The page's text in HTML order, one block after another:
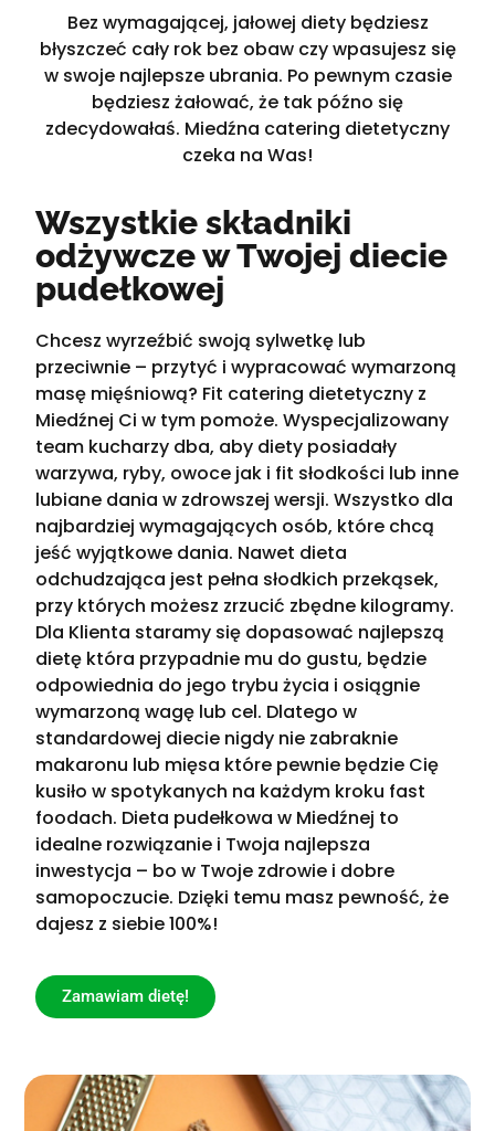
Bez wymagającej, jałowej diety będziesz
błyszczeć cały rok bez obaw czy wpasujesz się
w swoje najlepsze ubrania. Po pewnym czasie
będziesz żałować, że tak późno się
zdecydowałaś. Miedźna catering dietetyczny
czeka na Was!
Wszystkie składniki
odżywcze w Twojej diecie
pudełkowej
Chcesz wyrzeźbić swoją sylwetkę lub
przeciwnie – przytyć i wypracować wymarzoną
masę mięśniową? Fit catering dietetyczny z
Miedźnej Ci w tym pomoże. Wyspecjalizowany
team kucharzy dba, aby diety posiadały
warzywa, ryby, owoce jak i fit słodkości lub inne
lubiane dania w zdrowszej wersji. Wszystko dla
najbardziej wymagających osób, które chcą
jeść wyjątkowe dania. Nawet dieta
odchudzająca jest pełna słodkich przekąsek,
przy których możesz zrzucić zbędne kilogramy.
Dla Klienta staramy się dopasować najlepszą
dietę która przypadnie mu do gustu, będzie
odpowiednia do jego trybu życia i osiągnie
wymarzoną wagę lub cel. Dlatego w
standardowej diecie nigdy nie zabraknie
makaronu lub mięsa które pewnie będzie Cię
kusiło w spotykanych na każdym kroku fast
foodach. Dieta pudełkowa w Miedźnej to
idealne rozwiązanie i Twoja najlepsza
inwestycja – bo w Twoje zdrowie i dobre
samopoczucie. Dzięki temu masz pewność, że
dajesz z siebie 100%!
Zamawiam dietę!